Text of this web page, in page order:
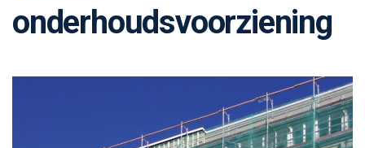
onderhoudsvoorziening